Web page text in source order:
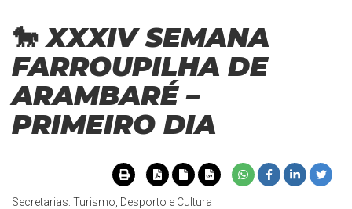
🐎 XXXIV SEMANA
FARROUPILHA DE
ARAMBARÉ –
PRIMEIRO DIA
Secretarias: Turismo, Desporto e Cultura